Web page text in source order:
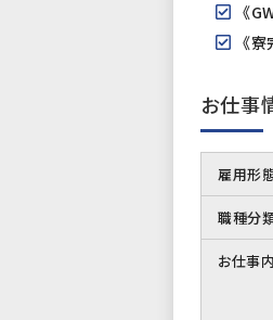
《
《
お仕事
雇用形
職種分
お仕事